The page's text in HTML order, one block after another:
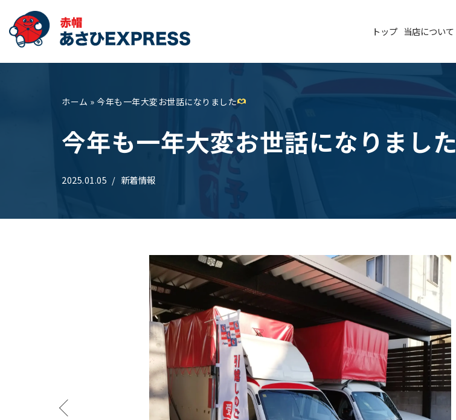
コ
ン
テ
トップ 当店について
ホーム » 今年も一年大変お世話になりました
今年も一年大変お世話になりました
2025.01.05 新着情報